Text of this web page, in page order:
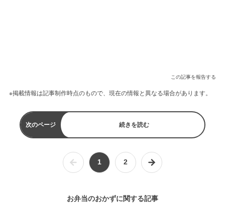
この記事を報告する
※掲載情報は記事制作時点のもので、現在の情報と異なる場合があります。
次のページ 続きを読む
1 2
お弁当のおかずに関する記事